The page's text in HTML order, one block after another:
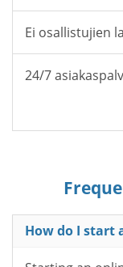
Ei osallistujien
24/7
How do I start